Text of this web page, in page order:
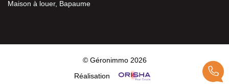
Maison à louer, Bapaume
© Géronimmo 2026
Réalisation